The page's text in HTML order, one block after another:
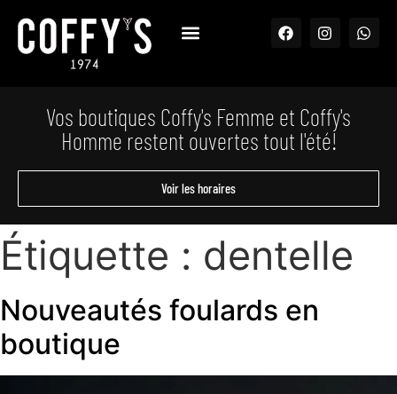
Vos boutiques Coffy's Femme et Coffy's
Homme restent ouvertes tout l'été!
Voir les horaires
Étiquette : dentelle
Nouveautés foulards en
boutique